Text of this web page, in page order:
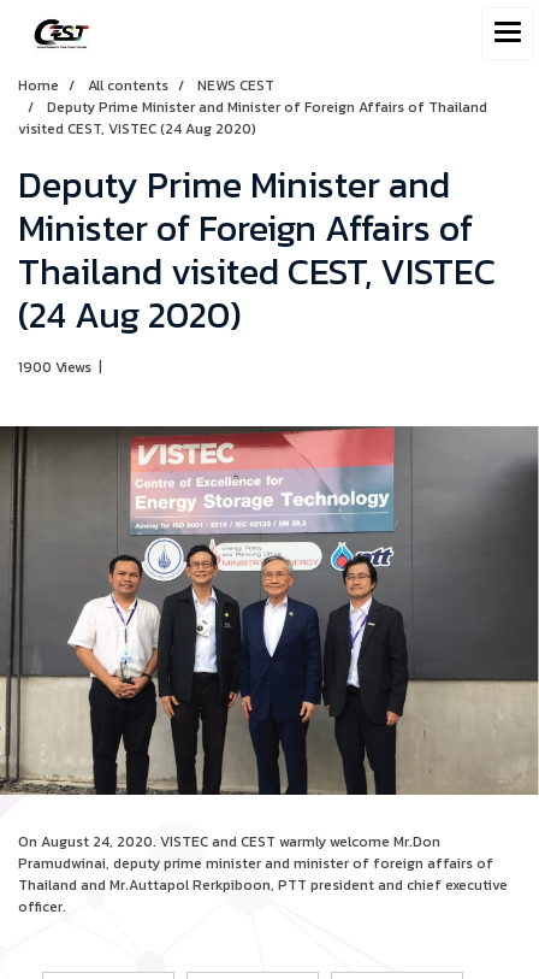
Home All contents
NEWS CEST
Deputy Prime Minister and Minister of Foreign Affairs of Thailand
visited CEST, VISTEC (24 Aug 2020)
Deputy Prime Minister and
Minister of Foreign Affairs of
Thailand visited CEST, VISTEC
(24 Aug 2020)
1900 Views |
On August 24, 2020. VISTEC and CEST warmly welcome Mr.Don
Pramudwinai, deputy prime minister and minister of foreign affairs of
Thailand and Mr.Auttapol Rerkpiboon, PTT president and chief executive
officer.